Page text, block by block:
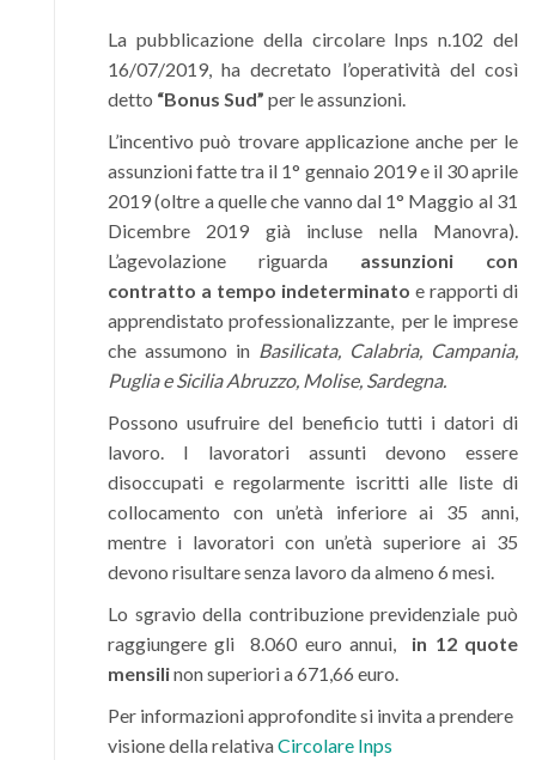
La pubblicazione della circolare Inps n.102 del
16/07/2019, ha decretato l’operatività del così
detto “Bonus Sud” per le assunzioni.
L’incentivo può trovare applicazione anche per le
assunzioni fatte tra il 1° gennaio 2019 e il 30 aprile
2019 (oltre a quelle che vanno dal 1° Maggio al 31
Dicembre 2019 già incluse nella Manovra).
L’agevolazione riguarda assunzioni con
contratto a tempo indeterminato e rapporti di
apprendistato professionalizzante, per le imprese
che assumono in Basilicata, Calabria, Campania,
Puglia e Sicilia Abruzzo, Molise, Sardegna.
Possono usufruire del beneficio tutti i datori di
lavoro. I lavoratori assunti devono essere
disoccupati e regolarmente iscritti alle liste di
collocamento con un’età inferiore ai 35 anni,
mentre i lavoratori con un’età superiore ai 35
devono risultare senza lavoro da almeno 6 mesi.
Lo sgravio della contribuzione previdenziale può
raggiungere gli 8.060 euro annui, in 12 quote
mensilinon superiori a 671,66 euro.
Per informazioni approfondite si invita a prendere
visione della relativaCircolare Inps